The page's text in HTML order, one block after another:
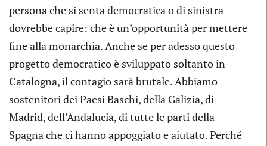
persona che si senta democratica o di sinistra
dovrebbe capire: che è un’opportunità per mettere
fine alla monarchia. Anche se per adesso questo
progetto democratico è sviluppato soltanto in
Catalogna, il contagio sarà brutale. Abbiamo
sostenitori dei Paesi Baschi, della Galizia, di
Madrid, dell’Andalucia, di tutte le parti della
Spagna che ci hanno appoggiato e aiutato. Perché